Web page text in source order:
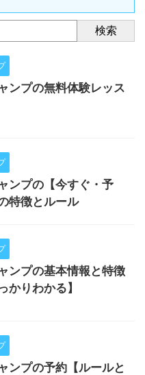
検索
ンプの無料体験レッス
ンプの【今すぐ・予
特徴とルール
ンプの基本情報と特徴
かりわかる】
ンプの予約【ルールと